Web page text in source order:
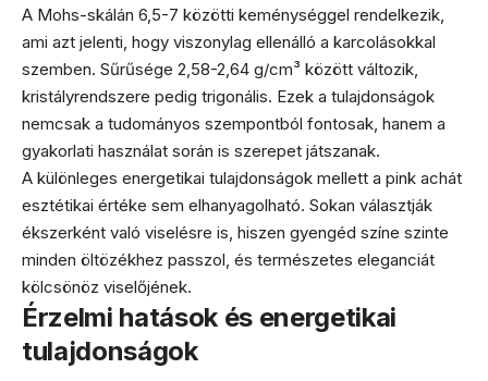
A Mohs-skálán 6,5-7 közötti keménységgel rendelkezik,
ami azt jelenti, hogy viszonylag ellenálló a karcolásokkal
szemben. Sűrűsége 2,58-2,64 g/cm³ között változik,
kristályrendszere pedig trigonális. Ezek a tulajdonságok
nemcsak a tudományos szempontból fontosak, hanem a
gyakorlati használat során is szerepet játszanak.
A különleges energetikai tulajdonságok mellett a pink achát
esztétikai értéke sem elhanyagolható. Sokan választják
ékszerként való viselésre is, hiszen gyengéd színe szinte
minden öltözékhez passzol, és természetes eleganciát
kölcsönöz viselőjének.
Érzelmi hatások és energetikai
tulajdonságok